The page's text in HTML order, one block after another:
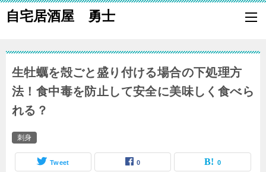
自宅居酒屋 勇士
自宅で居酒屋の「酒の肴」になる料理を楽しく作り、家族や親族に友
生牡蠣を殻ごと盛り付ける場合の下処理方
法！食中毒を防止して安全に美味しく食べら
れる？
刺身
Tweet 0 0